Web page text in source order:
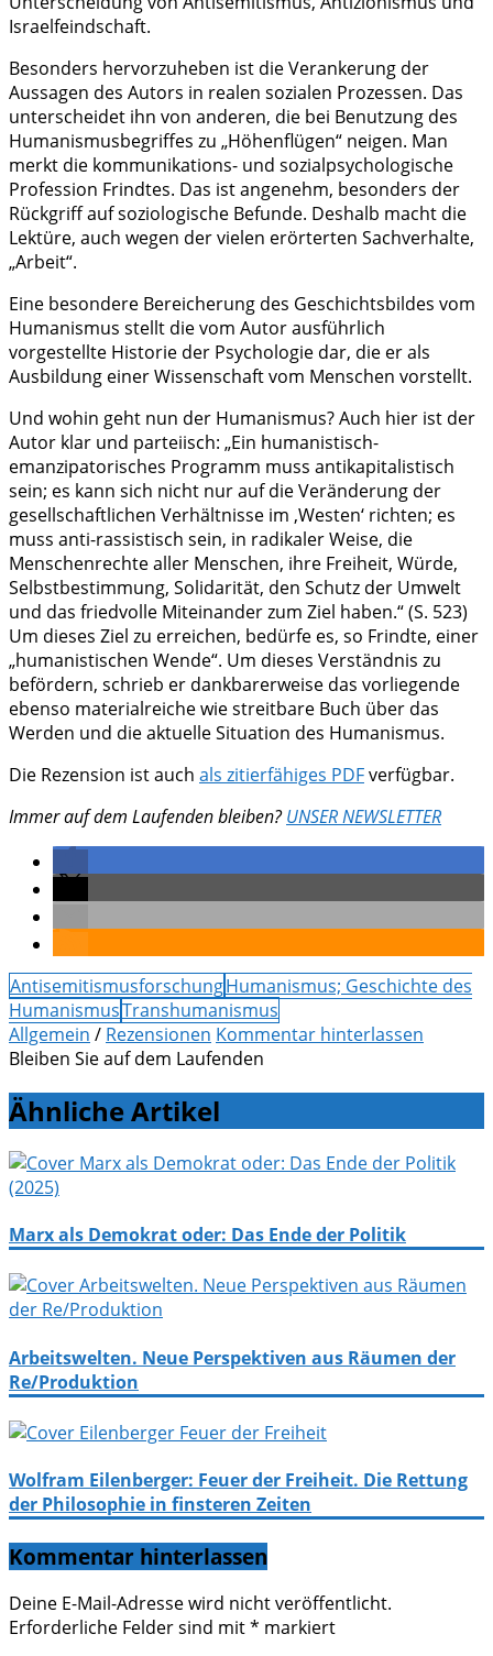
Israelfeindschaft.
Besonders hervorzuheben ist die Verankerung der
Aussagen des Autors in realen sozialen Prozessen. Das
unterscheidet ihn von anderen, die bei Benutzung des
Humanismusbegriffes zu „Höhenflügen“ neigen. Man
merkt die kommunikations- und sozialpsychologische
Profession Frindtes. Das ist angenehm, besonders der
Rückgriff auf soziologische Befunde. Deshalb macht die
Lektüre, auch wegen der vielen erörterten Sachverhalte,
„Arbeit“.
Eine besondere Bereicherung des Geschichtsbildes vom
Humanismus stellt die vom Autor ausführlich
vorgestellte Historie der Psychologie dar, die er als
Ausbildung einer Wissenschaft vom Menschen vorstellt.
Und wohin geht nun der Humanismus? Auch hier ist der
Autor klar und parteiisch: „Ein humanistisch-
emanzipatorisches Programm muss antikapitalistisch
sein; es kann sich nicht nur auf die Veränderung der
gesellschaftlichen Verhältnisse im ‚Westen‘ richten; es
muss anti-rassistisch sein, in radikaler Weise, die
Menschenrechte aller Menschen, ihre Freiheit, Würde,
Selbstbestimmung, Solidarität, den Schutz der Umwelt
und das friedvolle Miteinander zum Ziel haben.“ (S. 523)
Um dieses Ziel zu erreichen, bedürfe es, so Frindte, einer
„humanistischen Wende“. Um dieses Verständnis zu
befördern, schrieb er dankbarerweise das vorliegende
ebenso materialreiche wie streitbare Buch über das
Werden und die aktuelle Situation des Humanismus.
Die Rezension ist auch als zitierfähiges PDFverfügbar.
Immer auf dem Laufenden bleiben?UNSER NEWSLETTER
AntisemitismusforschungHumanismus; Geschichte des
HumanismusTranshumanismus
Allgemein / Rezensionen Kommentar hinterlassen
Bleiben Sie auf dem Laufenden
Ähnliche Artikel
Marx als Demokrat oder: Das Ende der Politik
Arbeitswelten. Neue Perspektiven aus Räumen der
Re/Produktion
Wolfram Eilenberger: Feuer der Freiheit. Die Rettung
der Philosophie in finsteren Zeiten
Kommentar hinterlassen
Deine E-Mail-Adresse wird nicht veröffentlicht.
Erforderliche Felder sind mit* markiert